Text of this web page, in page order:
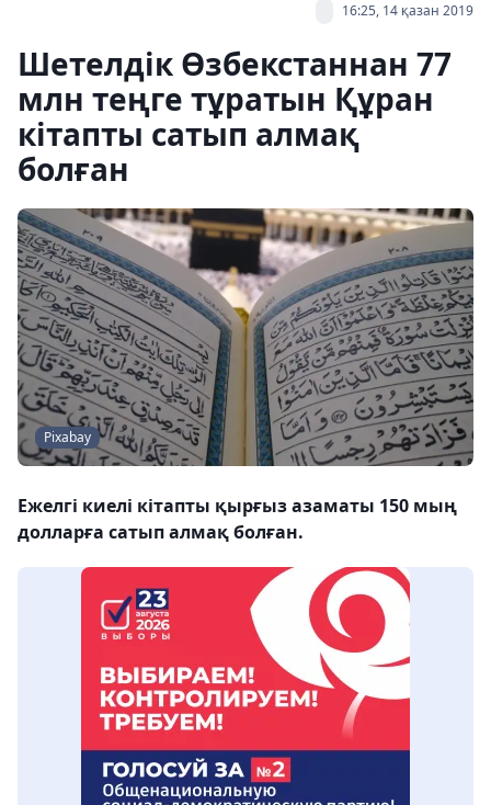
16:25, 14 қазан 2019
Шетелдік Өзбекстаннан 77
млн теңге тұратын Құран
кітапты сатып алмақ
болған
Pixabay
Ежелгі киелі кітапты қырғыз азаматы 150 мың
долларға сатып алмақ болған.